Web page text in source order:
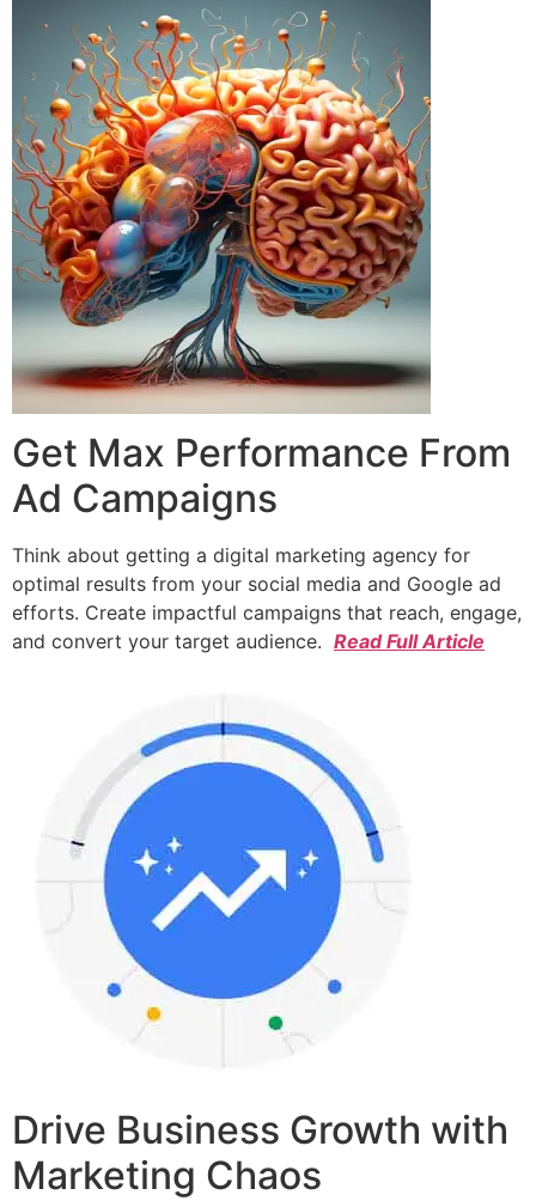
Get Max Performance From
Ad Campaigns
Think about getting a digital marketing agency for
optimal results from your social media and Google ad
efforts. Create impactful campaigns that reach, engage,
and convert your target audience. Read Full Article
Drive Business Growth with
Marketing Chaos